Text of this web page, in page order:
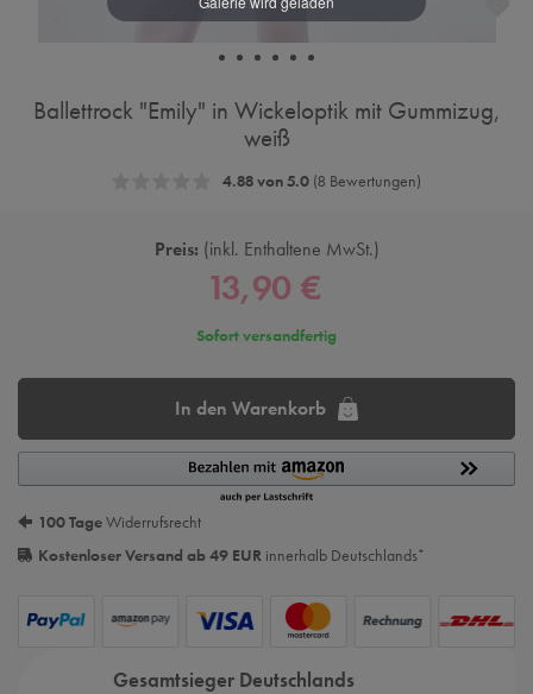
Ballettrock "Emily" in Wickeloptik mit Gummizug,
weiß
4.88 von 5.0 (8 Bewertungen)
Preis: inkl. Enthaltene MwSt.
13,90 €
Sofort versandfertig
In den Warenkorb
100 TageWiderrufsrecht
Kostenloser Versand ab 49 EUR innerhalb Deutschlands*
Gesamtsieger Deutschlands